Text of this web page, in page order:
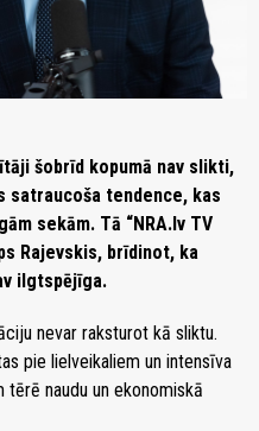
šobrīd kopumā nav slikti,
tendence, kas
sekām. Tā “NRA.lv TV
Rajevskis, brīdinot, ka
ilgtspējīga.
nevar raksturot kā sliktu.
pie lielveikaliem un intensīva
naudu un ekonomiskā